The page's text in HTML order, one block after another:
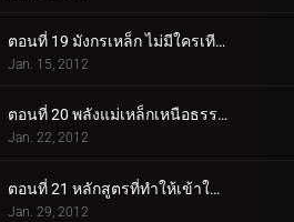
ตอนที่ 19 มังกรเหล็ก ไม่มีใครเทียบได้
Jan. 15, 2012
ตอนที่ 20 พลังแม่เหล็กเหนือธรรมชาติ
Jan. 22, 2012
ตอนที่ 21 หลักสูตรที่ทำให้เข้าใจผิด
Jan. 29, 2012